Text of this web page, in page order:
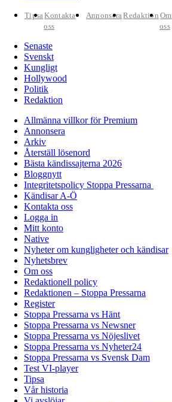
TipsaKontakta
oss
AnnonseraRedaktion Om
oss
Senaste
Svenskt
Kungligt
Hollywood
Politik
Redaktion
Allmänna villkor för Premium
Annonsera
Arkiv
Återställ lösenord
Bästa kändissajterna 2026
Bloggnytt
Integritetspolicy Stoppa Pressarna
Kändisar A-Ö
Kontakta oss
Logga in
Mitt konto
Native
Nyheter om kungligheter och kändisar
Nyhetsbrev
Om oss
Redaktionell policy
Redaktionen – Stoppa Pressarna
Register
Stoppa Pressarna vs Hänt
Stoppa Pressarna vs Newsner
Stoppa Pressarna vs Nöjeslivet
Stoppa Pressarna vs Nyheter24
Stoppa Pressarna vs Svensk Dam
Test VI-player
Tipsa
Vår historia